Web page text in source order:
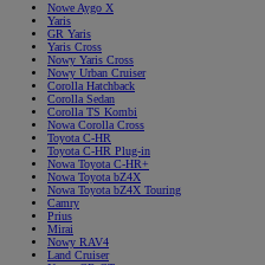
Nowe Aygo X
Yaris
GR Yaris
Yaris Cross
Nowy Yaris Cross
Nowy Urban Cruiser
Corolla Hatchback
Corolla Sedan
Corolla TS Kombi
Nowa Corolla Cross
Toyota C-HR
Toyota C-HR Plug-in
Nowa Toyota C-HR+
Nowa Toyota bZ4X
Nowa Toyota bZ4X Touring
Camry
Prius
Mirai
Nowy RAV4
Land Cruiser